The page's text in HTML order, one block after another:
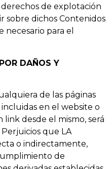
de explotación
sobre dichos Contenidos
para el
DAÑOS Y
de las páginas
en el website o
desde el mismo, será
que LA
o indirectamente,
de